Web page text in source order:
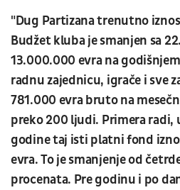
"Dug Partizana trenutno
Budžet kluba je smanjen sa
13.000.000 evra na
radnu zajednicu, igrače i sve
781.000 evra bruto na
preko 200 ljudi. Primera radi,
godine taj isti platni fond
evra. To je smanjenje od
procenata. Pre godinu i po